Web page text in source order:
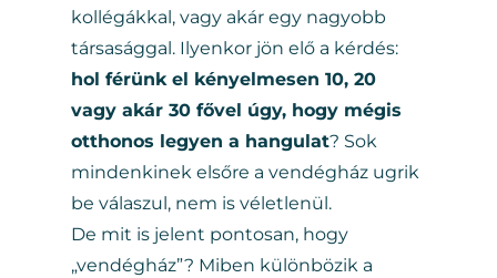
kollégákkal, vagy akár egy nagyobb
társasággal. Ilyenkor jön elő a kérdés:
hol férünk el kényelmesen 10, 20
vagy akár 30 fővel úgy, hogy mégis
otthonos legyen a hangulat? Sok
mindenkinek elsőre a vendégház ugrik
be válaszul, nem is véletlenül.
De mit is jelent pontosan, hogy
„vendégház”? Miben különbözik a